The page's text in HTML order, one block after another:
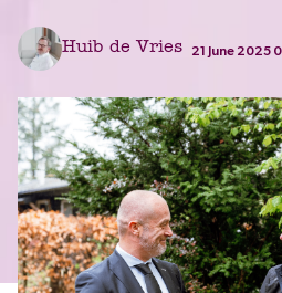
Huib de Vries 21 June 2025